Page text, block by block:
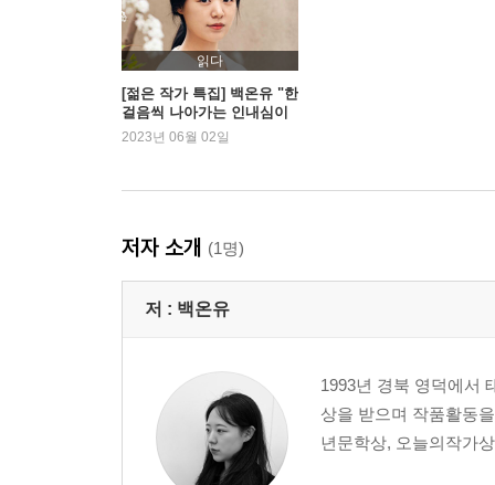
읽다
[젊은 작가 특집] 백온유 "한
걸음씩 나아가는 인내심이
필요한 작업"
2023년 06월 02일
저자 소개 (1명)
저 : 백온유
1993년 경북 영덕에서
상을 받으며 작품활동
년문학상, 오늘의작가